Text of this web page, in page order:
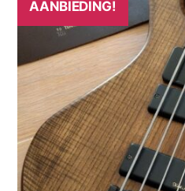
AANBIEDING!